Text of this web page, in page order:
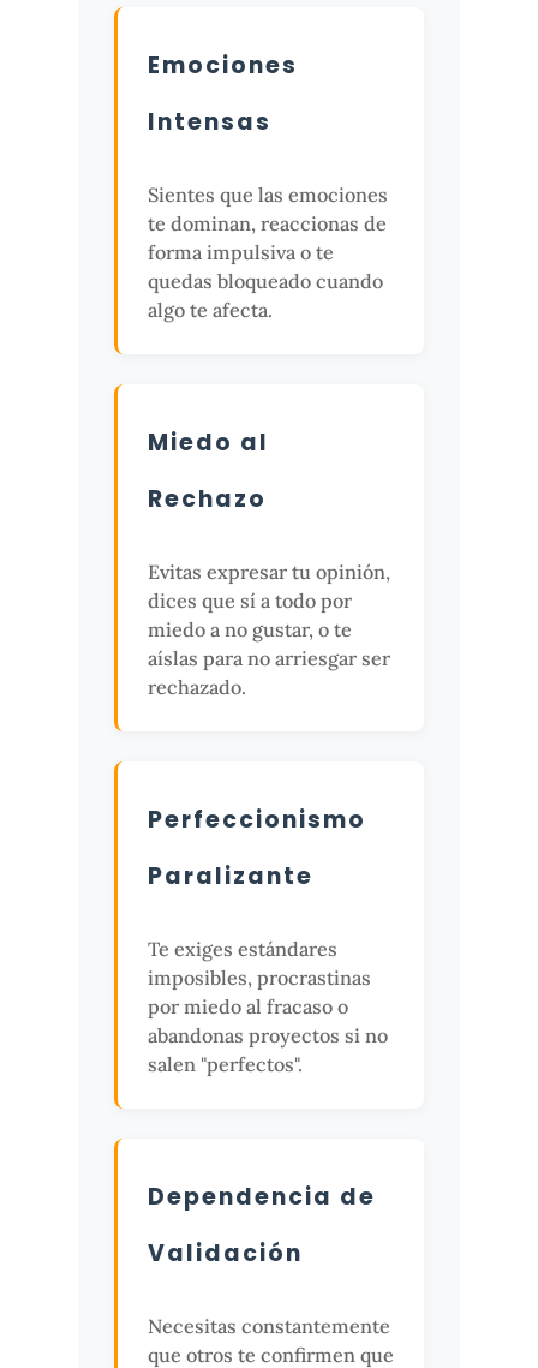
Emociones
Intensas
Sientes que las emociones
te dominan, reaccionas de
forma impulsiva o te
quedas bloqueado cuando
algo te afecta.
Miedo al
Rechazo
Evitas expresar tu opinión,
dices que sí a todo por
miedo a no gustar, o te
aíslas para no arriesgar ser
rechazado.
Perfeccionismo
Paralizante
Te exiges estándares
imposibles, procrastinas
por miedo al fracaso o
abandonas proyectos si no
salen "perfectos".
Dependencia de
Validación
Necesitas constantemente
que otros te confirmen que